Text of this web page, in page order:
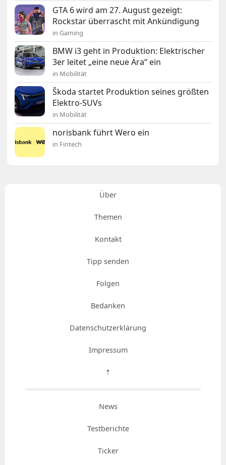
GTA 6 wird am 27. August gezeigt:
Rockstar überrascht mit Ankündigung
in Gaming
BMW i3 geht in Produktion: Elektrischer
3er leitet „eine neue Ära“ ein
in Mobilität
Škoda startet Produktion seines größten
Elektro-SUVs
in Mobilität
norisbank führt Wero ein
in Fintech
Über
Themen
Kontakt
Tipp senden
Folgen
Bedanken
Datenschutzerklärung
Impressum
⇡
News
Testberichte
Ticker